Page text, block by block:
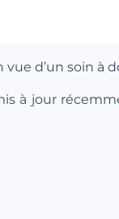
d’un soin à
à jour